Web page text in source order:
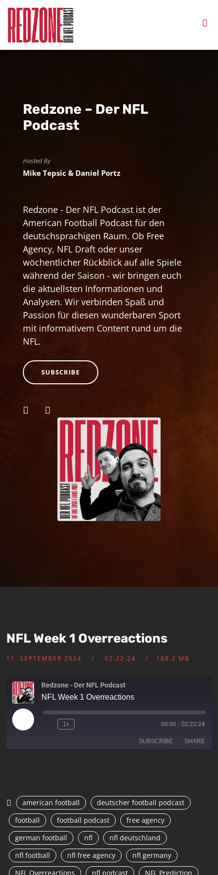
Redzone – Der NFL
Podcast
Hosted By
Mike Tepsic & Daniel Portz
Redzone - Der NFL Podcast ist der
American Football Podcast für den
deutschsprachigen Raum. Ob Free
Agency, NFL Draft oder unser
wöchentlicher Rückblick auf alle Spiele
während der Saison - wir bringen euch
die aktuellsten Informationen und
Analysen. Wir verbinden Spaß und
Passion für diesen wunderbaren Sport
mit informativem Content rund um die
NFL.
SUBSCRIBE
NFL Week 1 Overreactions
11. SEPTEMBER 2024 02:22:24 188.2 MB
Redzone - Der NFL Podcast
NFL Week 1 Overreactions
1x 00:00 / 02:22:24
SUBSCRIBE SHARE
EMBED
american football
deutscher football podcast
football
football podcast
free agency
german football
nfl
nfl deutschland
nfl football
nfl free agency
nfl germany
NFL Overreactions
nfl podcast NFL Prediction